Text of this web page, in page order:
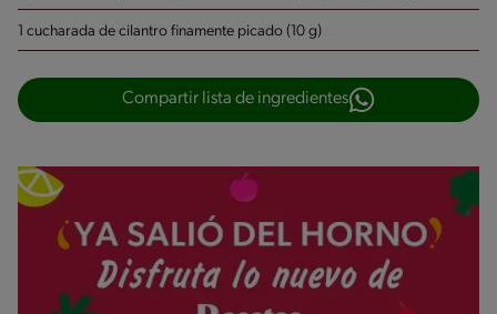
1 cucharada de cilantro finamente picado (10 g)
Compartir lista de ingredientes